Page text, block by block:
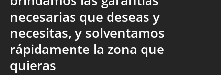
necesarias que deseas y
necesitas, y solventamos
rápidamente la zona que
quieras